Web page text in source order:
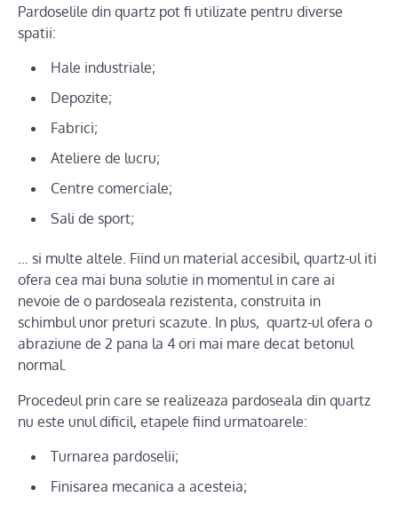
Pardoselile din quartz pot fi utilizate pentru diverse
spatii:
Hale industriale;
Depozite;
Fabrici;
Ateliere de lucru;
Centre comerciale;
Sali de sport;
… si multe altele. Fiind un material accesibil, quartz-ul iti
ofera cea mai buna solutie in momentul in care ai
nevoie de o pardoseala rezistenta, construita in
schimbul unor preturi scazute. In plus, quartz-ul ofera o
abraziune de 2 pana la 4 ori mai mare decat betonul
normal.
Procedeul prin care se realizeaza pardoseala din quartz
nu este unul dificil, etapele fiind urmatoarele:
Turnarea pardoselii;
Finisarea mecanica a acesteia;